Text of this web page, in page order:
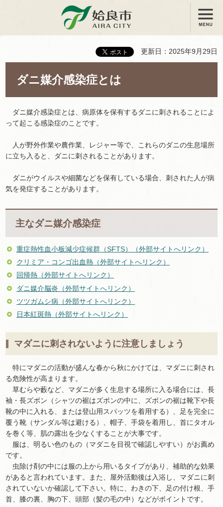
姶良市 メニュー
更新日：2025年9月29日
ダニ媒介感染症とは
ダニ媒介感染症とは、病原体を保有するダニに刺されることによ
って起こる感染症のことです。
人が野外作業や農作業、レジャー等で、これらのダニの生息場所
に立ち入ると、ダニに刺されることがあります。
ダニがウイルスや細菌などを保有している場合、刺された人が病
気を発症することがあります。
主なダニ媒介感染症
重症熱性血小板減少症候群（SFTS）（外部サイトへリンク）
クリミア・コンゴ出血熱（外部サイトへリンク）
回帰熱（外部サイトへリンク）
ダニ媒介脳炎（外部サイトへリンク）
ツツガムシ病（外部サイトへリンク）
日本紅斑熱（外部サイトへリンク）
マダニに刺されないように注意しましょう
特にマダニの活動が盛んな春から秋にかけては、マダニに刺され
る危険性が高まります。
草むらや藪など、マダニが多く生息する場所に入る場合には、長
袖・長ズボン（シャツの裾はズボンの中に、ズボンの裾は靴下や長
靴の中に入れる、または登山用スパッツを着用する）、足を完全に
覆う靴（サンダル等は避ける）、帽子、手袋を着用し、首にタオル
を巻く等、肌の露出を少なくすることが大事です。
服は、明るい色のもの（マダニを目視で確認しやすい）がお薦め
です。
虫除け剤の中には服の上から用いるタイプがあり、補助的な効果
があると言われています。また、屋外活動後は入浴し、マダニに刺
されていないか確認して下さい。特に、わきの下、足の付け根、手
首、膝の裏、胸の下、頭部（髪の毛の中）などがポイントです。